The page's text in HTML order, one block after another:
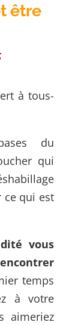
être
à tous-
du
qui
ce qui est
vous
temps
à votre
aimeriez